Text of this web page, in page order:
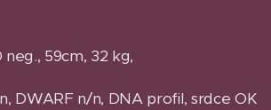
neg., 59cm, 32 kg,
DWARF n/n, DNA profil, srdce OK